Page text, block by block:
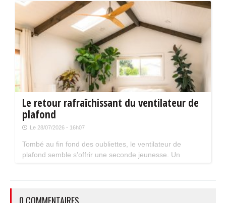
limiter le nombre de chantiers éligibles. Tour d'horizon.
Le retour rafraîchissant du ventilateur de
plafond
Le 28/07/2026 - 16h07
Tombé au fin fond des oubliettes, le ventilateur de
plafond semble s'offrir une seconde jeunesse. Un
0 COMMENTAIRES